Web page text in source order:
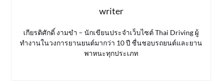
writer
เกียรติศักดิ์ งามขำ – นักเขียนประจำเว็บไซต์ Thai Driving ผู้
ทำงานในวงการยานยนต์มากว่า 10 ปี ชื่นชอบรถยนต์และยาน
พาหนะทุกประเภท